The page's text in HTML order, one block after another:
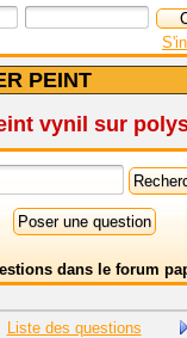
PEINT
vynil sur
dans le forum
Liste des questions